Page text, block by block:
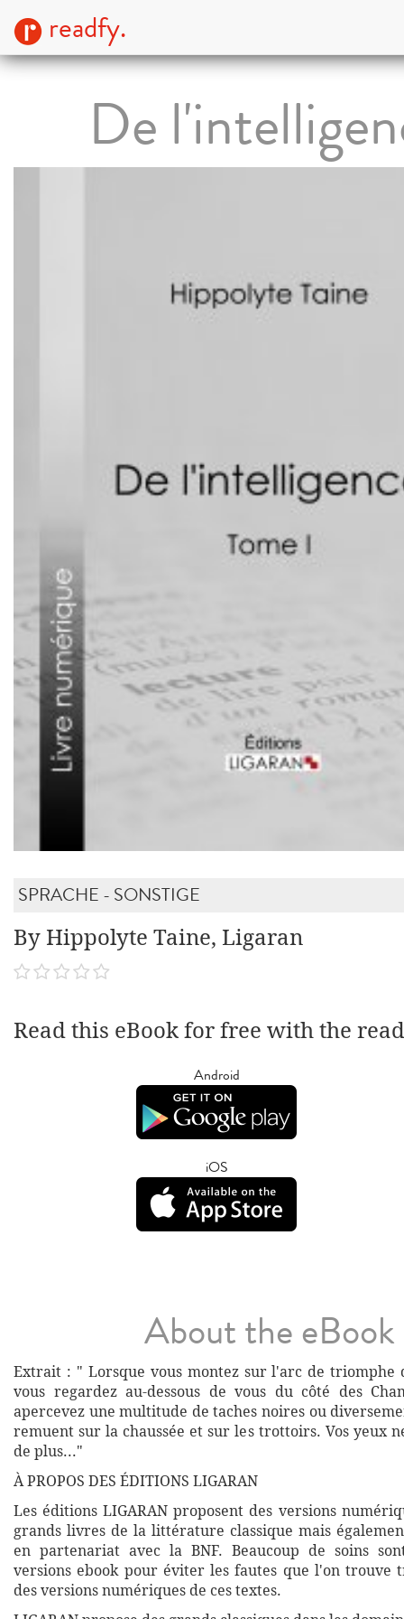
readfy.
De
SPRACHE - SONSTIGE
By Hippolyte Taine, Ligaran
Read this eBook for free with the
Android
iOS
About the eBook
Extrait : " Lorsque vous montez sur l'arc de triomphe
vous regardez au-dessous de vous du côté des
apercevez une multitude de taches noires ou
remuent sur la chaussée et sur les trottoirs. Vos yeux
de plus..."
À PROPOS DES ÉDITIONS LIGARAN
Les éditions LIGARAN proposent des versions
grands livres de la littérature classique mais
en partenariat avec la BNF. Beaucoup de soins
versions ebook pour éviter les fautes que l'on trouve
des versions numériques de ces textes.